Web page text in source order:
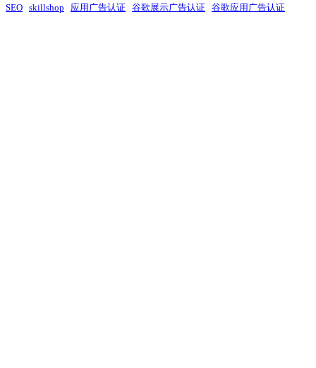
SEO skillshop 应用广告认证 谷歌展示广告认证 谷歌应用广告认证